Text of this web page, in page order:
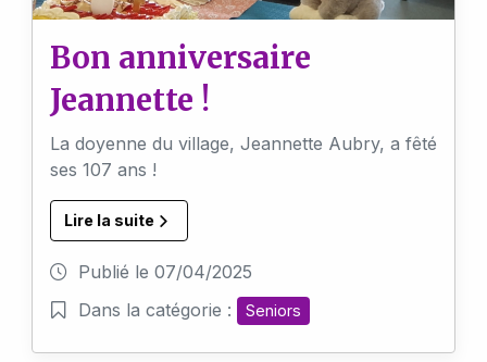
Bon anniversaire
Jeannette !
La doyenne du village, Jeannette Aubry, a fêté
ses 107 ans !
Lire la suite
Publié le 07/04/2025
Dans la catégorie :
Seniors